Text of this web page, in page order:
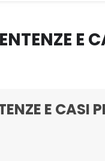
E
E CASI